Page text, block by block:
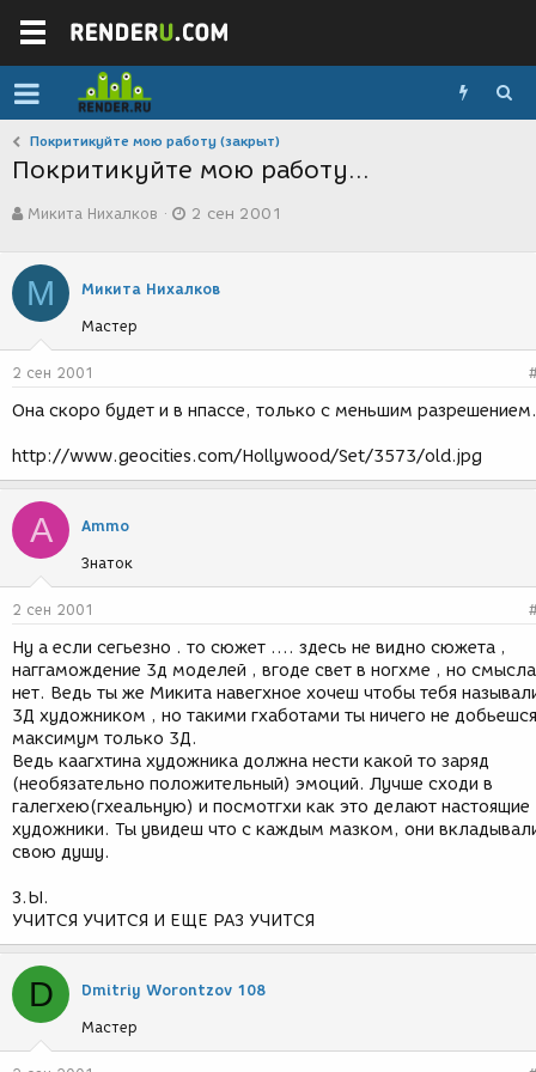
Покритикуйте мою работу (закрыт)
Покритикуйте мою работу...
в
о
р
т
е
м
ы
Микита Нихалков
а
с
д
и
2 сен 2001
М Микита Нихалков
Мастер
2 сен 2001
Она скоро будет и в нпассе, только с меньшим разрешением.
http://www.geocities.com/Hollywood/Set/3573/old.jpg
A Ammo
Знаток
2 сен 2001
Ну а если сегьезно . то сюжет .... здесь не видно сюжета ,
наггамождение 3д моделей , вгоде свет в ногхме , но смысла
нет. Ведь ты же Микита навегхное хочеш чтобы тебя
3Д художником , но такими гхаботами ты ничего не
максимум только 3Д.
Ведь каагхтина художника должна нести какой то заряд
(необязательно положительный) эмоций. Лучше сходи в
галегхею(гхеальную) и посмотгхи как это делают настоящие
художники. Ты увидеш что с каждым мазком, они
свою душу.
З.Ы.
УЧИТСЯ УЧИТСЯ И ЕЩЕ РАЗ УЧИТСЯ
D Dmitriy Worontzov 108
Мастер